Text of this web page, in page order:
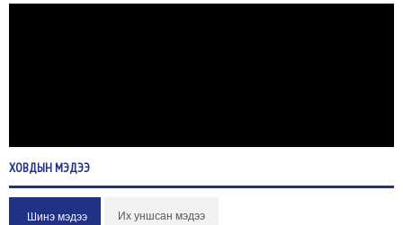
ХОВДЫНМЭДЭЭ
Шинэ мэдээ Их уншсан мэдээ